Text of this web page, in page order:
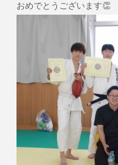
おめでとうございます👏